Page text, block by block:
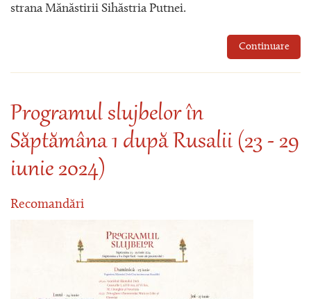
strana Mănăstirii Sihăstria Putnei.
Continuare
Programul slujbelor în
Săptămâna 1 după Rusalii (23 - 29
iunie 2024)
Recomandări